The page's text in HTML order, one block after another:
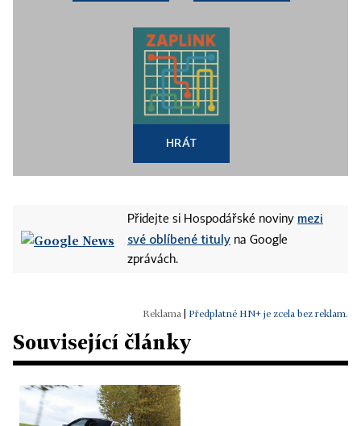
HRÁT
Přidejte si Hospodářské noviny mezi
své oblíbené tituly na Google
zprávách.
Předplatné HN+ je zcela bez reklam.
Související články